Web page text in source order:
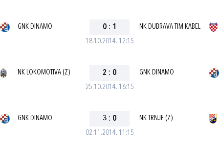
18.10.2014. 12:15
GNK DINAMO 0 : 1 NK DUBRAVA TIM KABEL
25.10.2014. 16:15
NK LOKOMOTIVA (Z) 2 : 0 GNK DINAMO
02.11.2014. 11:15
GNK DINAMO 3 : 0 NK TRNJE (Z)